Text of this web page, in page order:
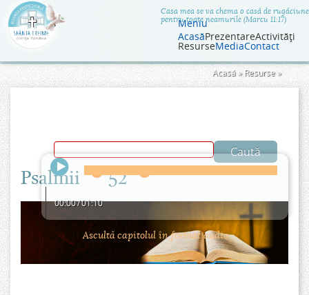
Jump to navigationCasa mea se va chema o casă de rugăciune
pentru toate neamurile (Marcu 11:17)
Meniu
AcasăPrezentareActivităţi
ResurseMediaContact
Eşti
aici
Acasă » Resurse»
Psalmii 52
00:00/01:10
Ascultă capitolul în format audio.